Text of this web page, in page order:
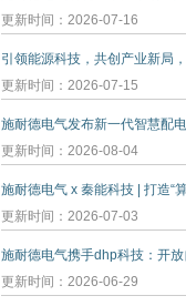
更新时间：2026-07-16
更新时间：2026-07-15
施耐德电气发布新一代智慧配
更新时间：2026-08-04
施耐德电气 x 秦能科技 | 打造“
更新时间：2026-07-03
更新时间：2026-06-29